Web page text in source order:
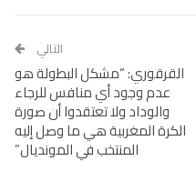
التالي
القرقوري: “مشكل البطولة هو
عدم وجود أي منافس للرجاء
والوداد ولا تعتقدوا أن صورة
الكرة المغربية هي ما وصل إليه
المنتخب في المونديال”